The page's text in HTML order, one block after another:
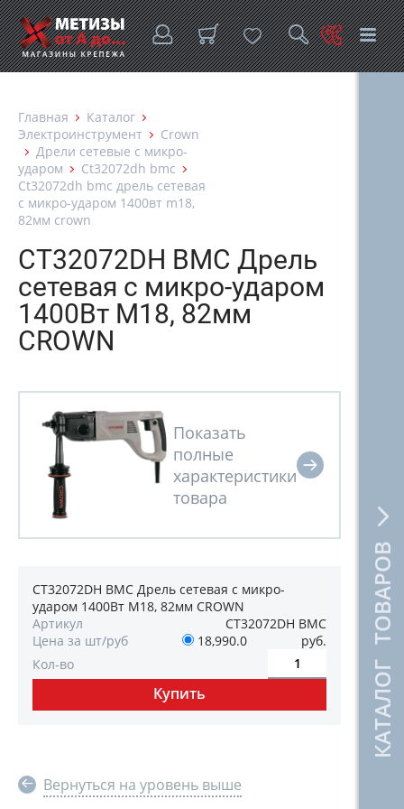
КАТАЛОГ ТОВАРОВ
Главная
Каталог
Электроинструмент
Crown
Дрели сетевые с микро-
ударом
Ct32072dh bmc
Ct32072dh bmc дрель сетевая
с микро-ударом 1400вт m18,
82мм crown
CT32072DH BMC Дрель
сетевая с микро-ударом
1400Вт M18, 82мм
CROWN
CT32072DH BMC Дрель сетевая с микро-
ударом 1400Вт M18, 82мм CROWN
Артикул
CT32072DH BMC
Цена за шт/руб
18,990.0
руб.
Кол-во
Вернуться на уровень выше